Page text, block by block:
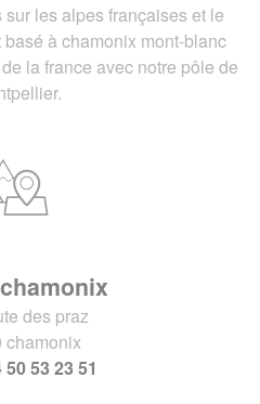
les alpes françaises et le
à chamonix mont-blanc
la france avec notre pôle de
des praz
chamonix
50 53 23 51